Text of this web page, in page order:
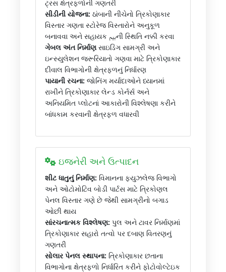
ટ્રસ ક્ષેત્રફળોની ગણતરી
સીડીની યોજના: ઠાંબાની નીચેનો ત્રિકોણાકાર
વિસ્તાર ગણતા સ્ટોરેજ વિસ્તારોને અનુકૂળ
બનાવવા અને સહાયક بیمની સ્થિતિ નક્કી કરવા
ગેબલ અંત નિર્માણસાઇડિંગ સામગ્રી અને
ઇન્સ્યુલેશન જરૂરિયાતો ગણવા માટે ત્રિકોણાકાર
દીવાલ વિભાગોની ક્ષેત્રફળનું નિર્ધારણ
પાયાની રચના: જોનિંગ મર્યાદાઓને ધ્યાનમાં
રાખીને ત્રિકોણાકાર લેન્ડ કોર્નર્સ અને
અનિયમિત પ્લોટનાં આકારોની વિશ્લેષણા કરીને
બાંધકામ કરવાની ક્ષેત્રફળ વધારવી
ઇજનેરી અને ઉત્પાદન
શીટ ધાતુનું નિર્માણ: વિમાનના ફ્યુઝલેજ વિભાગો
અને ઓટોમોટિવ બોડી પાર્ટસ માટે ત્રિકોણલ
પેનલ વિસ્તાર ગણે છે જેથી સામગ્રીનો બગાડ
ઓછી થાય
સાંરચનાત્મક વિશ્લેષણ: પુલ અને ટાવર નિર્માણમાં
ત્રિકોણાકાર સહારો તત્વો પર દબાણ વિતરણનું
ગણતરી
સોલાર પેનલ સ્થાપના: ત્રિકોણાકાર છતાના
વિભાગોના ક્ષેત્રફળો નિર્ધારિત કરીને ફોટોવોલ્ટેઇક